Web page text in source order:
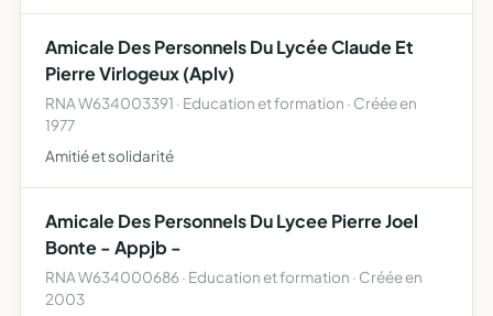
Amicale Des Personnels Du Lycée Claude Et
Pierre Virlogeux (Aplv)
RNA W634003391 · Education et formation · Créée en
1977
Amitié et solidarité
Amicale Des Personnels Du Lycee Pierre Joel
Bonte - Appjb -
RNA W634000686 · Education et formation · Créée en
2003